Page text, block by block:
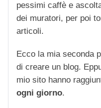
pessimi caffè e
dei muratori, per poi
articoli.
Ecco la mia seconda
di creare un blog.
mio sito hanno
ogni giorno.